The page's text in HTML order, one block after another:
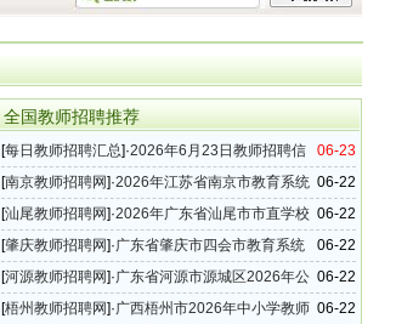
全国教师招聘推荐
06-23
[每日教师招聘汇总]·2026年6月23日教师招聘信
息汇总（49条）
06-22
[南京教师招聘网]·2026年江苏省南京市教育系统
教师招聘15名公告
06-22
[汕尾教师招聘网]·2026年广东省汕尾市市直学校
教师招聘89名公告（第二批）
06-22
[肇庆教师招聘网]·广东省肇庆市四会市教育系统
2026年教师招聘30名公告
06-22
[河源教师招聘网]·广东省河源市源城区2026年公
办中小学、幼儿园教师招聘36名公告
06-22
[梧州教师招聘网]·广西梧州市2026年中小学教师